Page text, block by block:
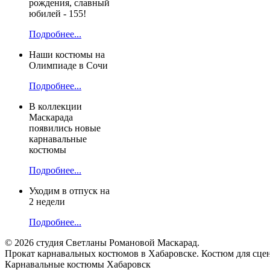
рождения, славный
юбилей - 155!
Подробнее...
Наши костюмы на
Олимпиаде в Сочи
Подробнее...
В коллекции
Маскарада
появились новые
карнавальные
костюмы
Подробнее...
Уходим в отпуск на
2 недели
Подробнее...
© 2026 студия Светланы Романовой Маскарад.
Прокат карнавальных костюмов в Хабаровске. Костюм для
Карнавальные костюмы Хабаровск